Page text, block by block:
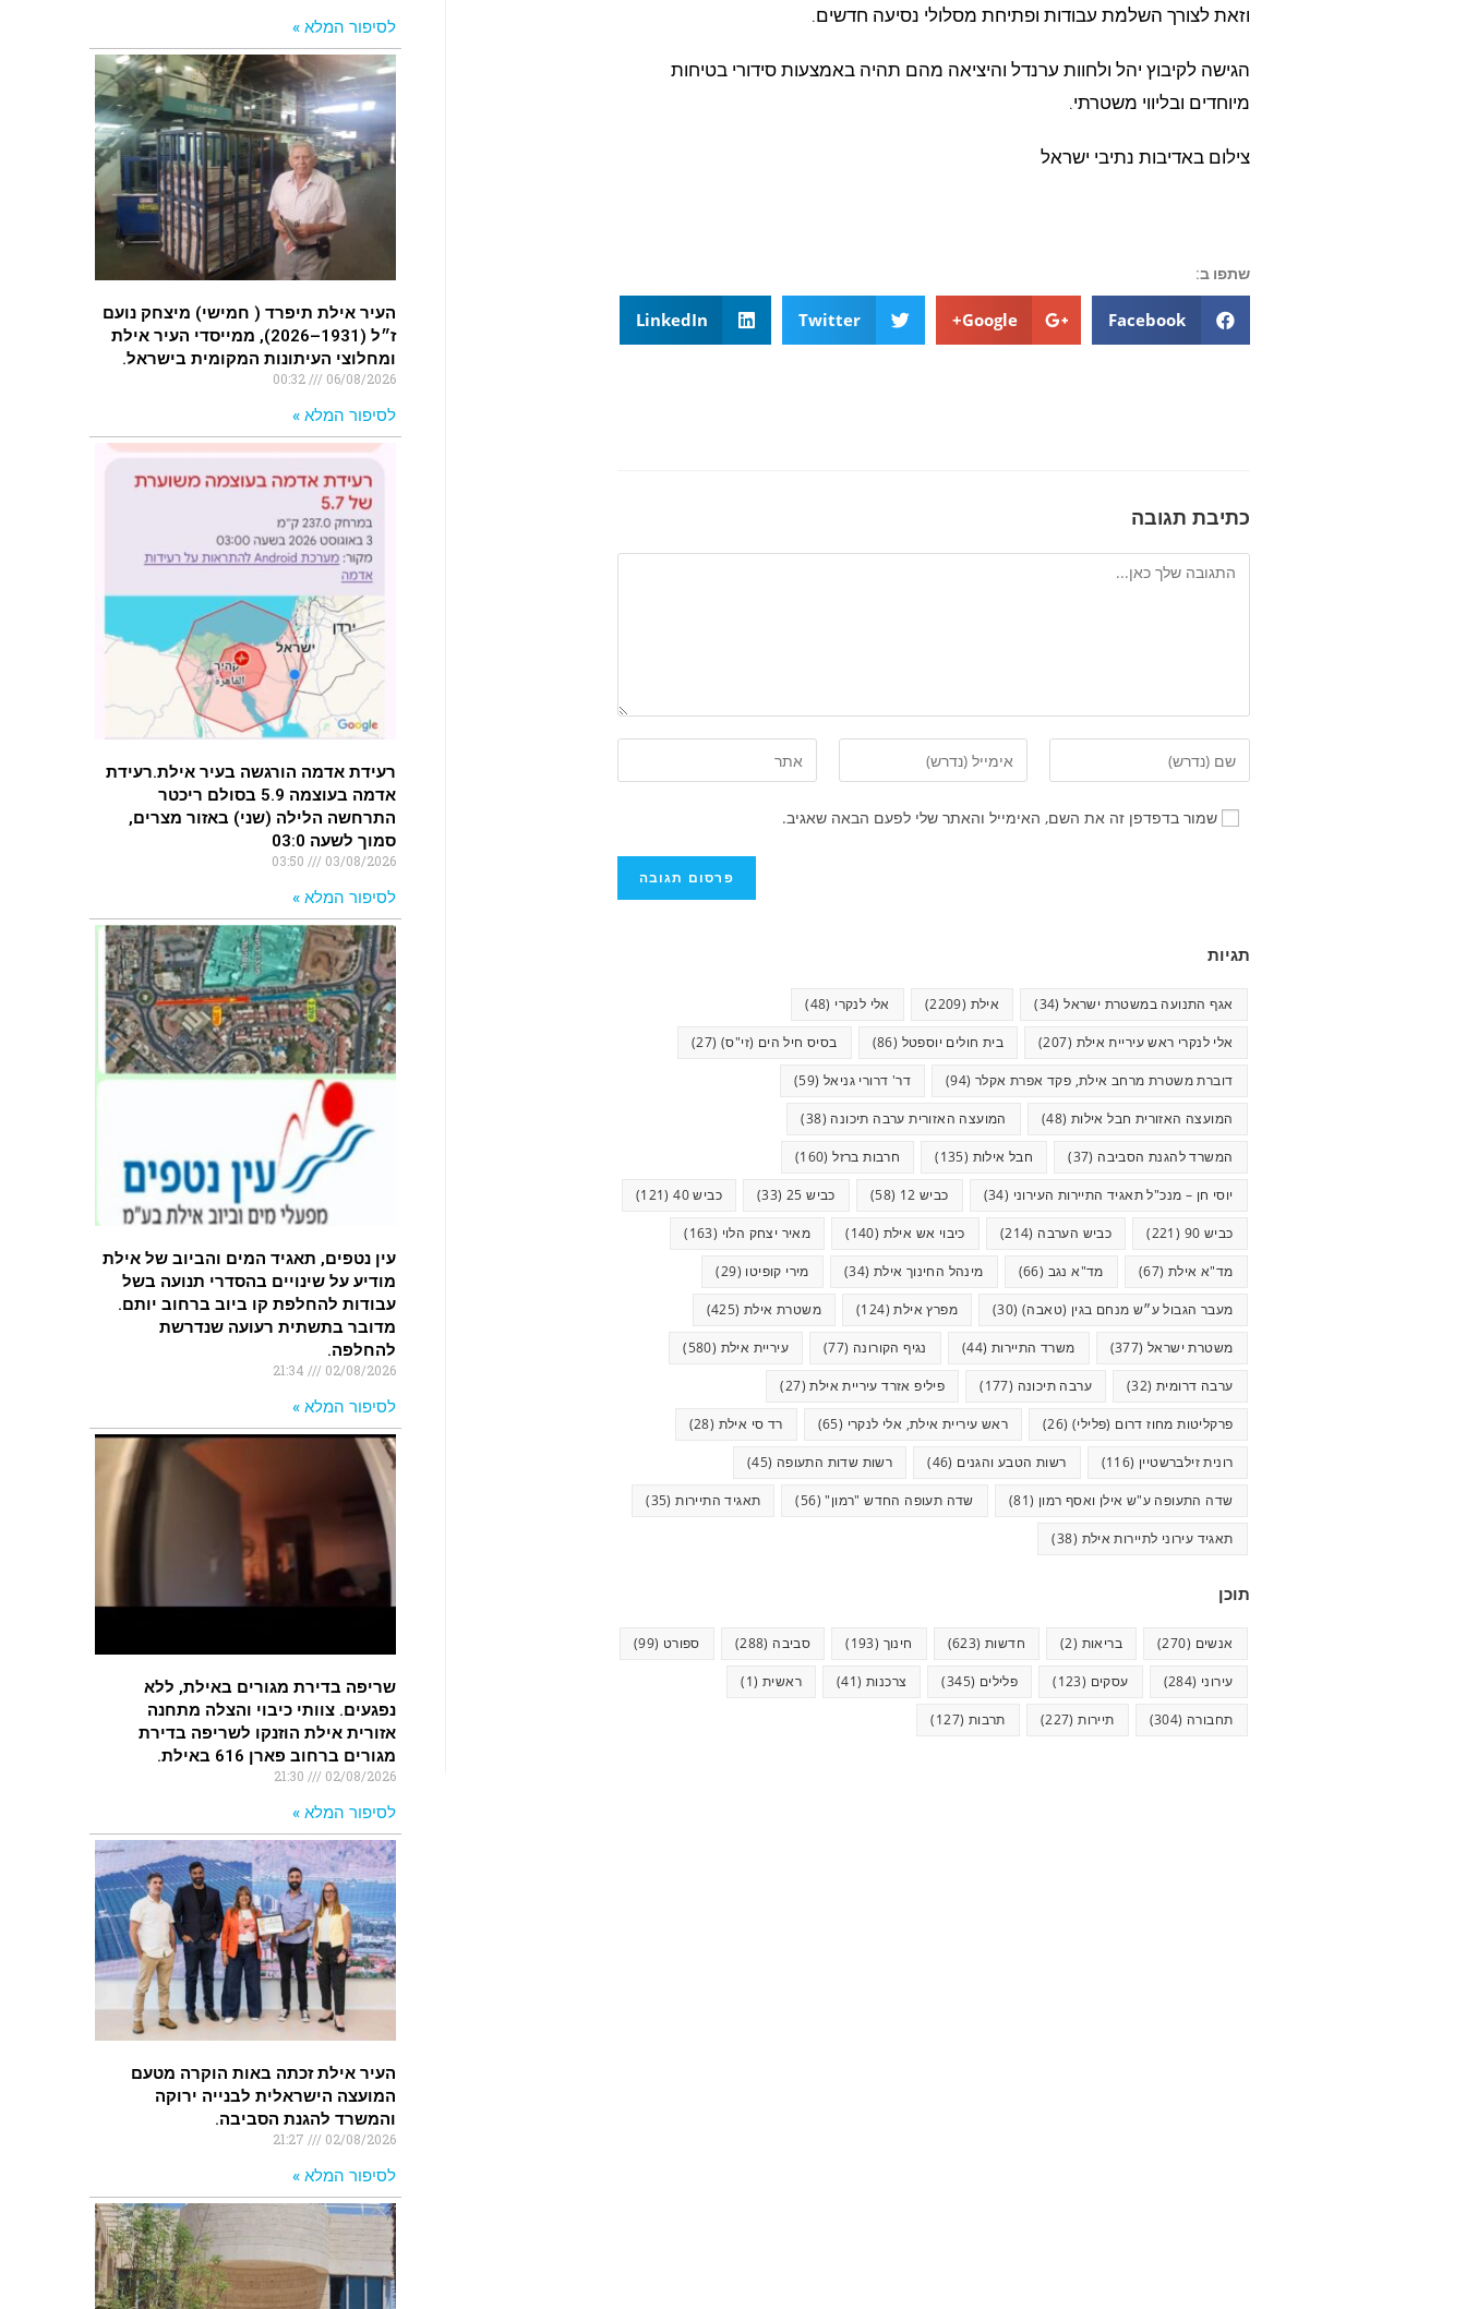
וזאת לצורך השלמת עבודות ופתיחת מסלולי נסיעה חדשים.
הגישה לקיבוץ יהל ולחוות ערנדל והיציאה מהם תהיה באמצעות סידורי בטיחות
מיוחדים ובליווי משטרתי.
צילום באדיבות נתיבי ישראל
שתפו ב:
Facebook
Google+
Twitter
LinkedIn
כתיבת תגובה
שמור בדפדפן זה את השם, האימייל והאתר שלי לפעם הבאה שאגיב.
תגיות
אגף התנועה במשטרת ישראל(34) אילת (2209) אלי לנקרי (48)
אלי לנקרי ראש עיריית אילת (207) בית חולים יוספטל (86) בסיס חיל הים (זי"ס)(27)
דוברת משטרת מרחב אילת, פקד אפרת אקלר(94) דר' דרורי גניאל(59)
המועצה האזורית חבל אילות (48) המועצה האזורית ערבה תיכונה (38)
המשרד להגנת הסביבה (37) חבל אילות (135) חרבות ברזל(160)
יוסי חן – מנכ"ל תאגיד התיירות העירוני (34) כביש 12 (58) כביש 25 (33) כביש 40 (121)
כביש 90 (221) כביש הערבה (214) כיבוי אש אילת (140) מאיר יצחק הלוי (163)
מד"א אילת (67) מד"א נגב (66) מינהל החינוך אילת (34) מירי קופיטו (29)
מעבר הגבול ע״ש מנחם בגין (טאבה)(30) מפרץ אילת(124) משטרת אילת(425)
משטרת ישראל(377) משרד התיירות (44) נגיף הקורונה (77) עיריית אילת (580)
ערבה דרומית(32) ערבה תיכונה (177) פיליפ אזרד עיריית אילת(27)
פרקליטות מחוז דרום (פלילי)(26) ראש עיריית אילת, אלי לנקרי (65) רד סי אילת (28)
רונית זילברשטיין (116) רשות הטבע והגנים (46) רשות שדות התעופה (45)
שדה התעופה ע"ש אילן ואסף רמון (81) שדה תעופה החדש "רמון"(56) תאגיד התיירות(35)
תאגיד עירוני לתיירות אילת (38)
תוכן
אנשים (270) בריאות (2) חדשות(623) חינוך (193) סביבה (288) ספורט (99)
עירוני (284) עסקים (123) פלילים (345) צרכנות(41) ראשית (1)
תחבורה (304) תיירות(227) תרבות (127)
לסיפור המלא »
העיר אילת תיפרד ( חמישי) מיצחק נועם
ז״ל (1931–2026), ממייסדי העיר אילת
ומחלוצי העיתונות המקומית בישראל.
06/08/2026
לסיפור המלא »
רעידת אדמה הורגשה בעיר אילת.רעידת
אדמה בעוצמה 5.9 בסולם ריכטר
התרחשה הלילה (שני) באזור מצרים,
סמוך לשעה 03:0
03/08/2026
לסיפור המלא »
עין נטפים, תאגיד המים והביוב של אילת
מודיע על שינויים בהסדרי תנועה בשל
עבודות להחלפת קו ביוב ברחוב יותם.
מדובר בתשתית רעועה שנדרשת
להחלפה.
02/08/2026
לסיפור המלא »
שריפה בדירת מגורים באילת, ללא
נפגעים. צוותי כיבוי והצלה מתחנה
אזורית אילת הוזנקו לשריפה בדירת
מגורים ברחוב פארן 616 באילת.
02/08/2026
לסיפור המלא »
העיר אילת זכתה באות הוקרה מטעם
המועצה הישראלית לבנייה ירוקה
והמשרד להגנת הסביבה.
02/08/2026
לסיפור המלא »